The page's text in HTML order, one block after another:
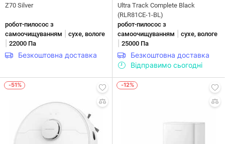
Z70 Silver
робот-пилосос з
самоочищуванням
сухе, вологе
22000 Па
Безкоштовна доставка
Ultra Track Complete Black
(RLR81CE-1-BL)
робот-пилосос з
самоочищуванням
сухе, вологе
25000 Па
Безкоштовна доставка
Відправимо сьогодні
-51% -12%